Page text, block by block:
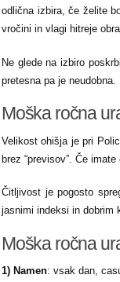
odlična izbira, če želite
vročini in vlagi hitreje
Ne glede na izbiro
pretesna pa je neudobna.
Moška ročna
Velikost ohišja je pri
brez “previsov”. Če
Čitljivost je pogosto
jasnimi indeksi in dobrim
Moška ročna
1) Namen: vsak dan,